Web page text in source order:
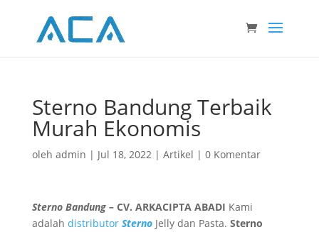
Sterno Bandung Terbaik
Murah Ekonomis
oleh admin | Jul 18, 2022| Artikel | 0 Komentar
Sterno Bandung – CV. ARKACIPTA ABADI Kami
adalah distributor SternoJelly dan Pasta. Sterno